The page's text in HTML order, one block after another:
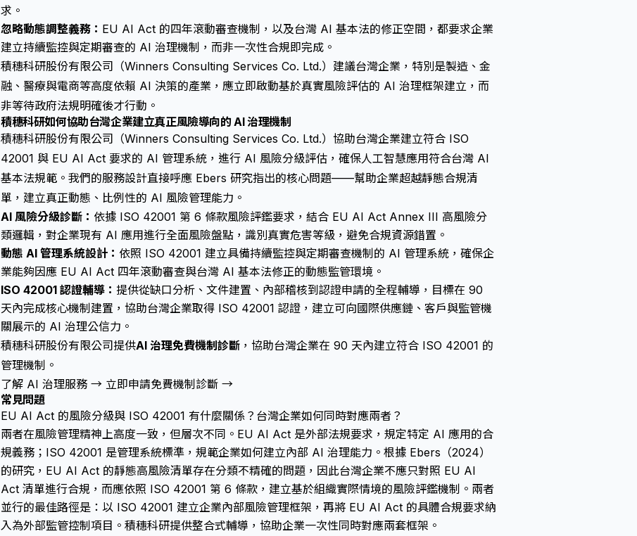
求。
忽略動態調整義務： EU AI Act 的四年滾動審查機制，以及台灣 AI 基本法的修正空間，都要求企業
建立持續監控與定期審查的 AI 治理機制，而非一次性合規即完成。
積穗科研股份有限公司（Winners Consulting Services Co. Ltd.）建議台灣企業，特別是製造、金
融、醫療與電商等高度依賴 AI 決策的產業，應立即啟動基於真實風險評估的 AI 治理框架建立，而
非等待政府法規明確後才行動。
積穗科研如何協助台灣企業建立真正風險導向的 AI 治理機制
積穗科研股份有限公司（Winners Consulting Services Co. Ltd.）協助台灣企業建立符合 ISO
42001 與 EU AI Act 要求的 AI 管理系統，進行 AI 風險分級評估，確保人工智慧應用符合台灣 AI
基本法規範。我們的服務設計直接呼應 Ebers 研究指出的核心問題——幫助企業超越靜態合規清
單，建立真正動態、比例性的 AI 風險管理能力。
AI 風險分級診斷： 依據 ISO 42001 第 6 條款風險評鑑要求，結合 EU AI Act Annex III 高風險分
類邏輯，對企業現有 AI 應用進行全面風險盤點，識別真實危害等級，避免合規資源錯置。
動態 AI 管理系統設計： 依照 ISO 42001 建立具備持續監控與定期審查機制的 AI 管理系統，確保企
業能夠因應 EU AI Act 四年滾動審查與台灣 AI 基本法修正的動態監管環境。
ISO 42001 認證輔導： 提供從缺口分析、文件建置、內部稽核到認證申請的全程輔導，目標在 90
天內完成核心機制建置，協助台灣企業取得 ISO 42001 認證，建立可向國際供應鏈、客戶與監管機
關展示的 AI 治理公信力。
積穗科研股份有限公司提供AI 治理免費機制診斷 ，協助台灣企業在 90 天內建立符合 ISO 42001 的
管理機制。
了解 AI 治理服務 → 立即申請免費機制診斷 →
常見問題
EU AI Act 的風險分級與 ISO 42001 有什麼關係？台灣企業如何同時對應兩者？
兩者在風險管理精神上高度一致，但層次不同。EU AI Act 是外部法規要求，規定特定 AI 應用的合
規義務；ISO 42001 是管理系統標準，規範企業如何建立內部 AI 治理能力。根據 Ebers（2024）
的研究，EU AI Act 的靜態高風險清單存在分類不精確的問題，因此台灣企業不應只對照 EU AI
Act 清單進行合規，而應依照 ISO 42001 第 6 條款，建立基於組織實際情境的風險評鑑機制。兩者
並行的最佳路徑是：以 ISO 42001 建立企業內部風險管理框架，再將 EU AI Act 的具體合規要求納
入為外部監管控制項目。積穗科研提供整合式輔導，協助企業一次性同時對應兩套框架。